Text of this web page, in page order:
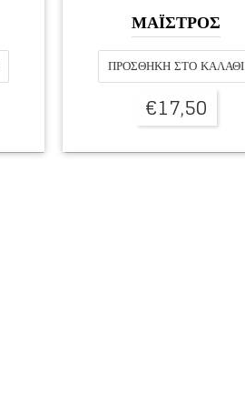
ΜΑΪΣΤΡΟΣ
ΠΡΟΣΘΉΚΗ ΣΤΟ ΚΑΛΆΘΙ
€17,50